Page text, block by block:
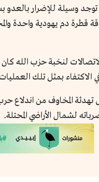
توجد وسيلة
قطرة دم يهودية واحدة
لنخبة حزب الله
بمثل تلك
تهدئة المخاوف من
لشمال الأراضي المحتلة.